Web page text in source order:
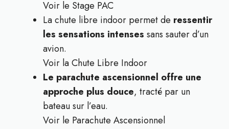
Voir le Stage PAC
La chute libre indoor permet de ressentir
les sensations intenses sans sauter d’un
avion.
Voir la Chute Libre Indoor
Le parachute ascensionnel offre une
approche plus douce, tracté par un
bateau sur l’eau.
Voir le Parachute Ascensionnel